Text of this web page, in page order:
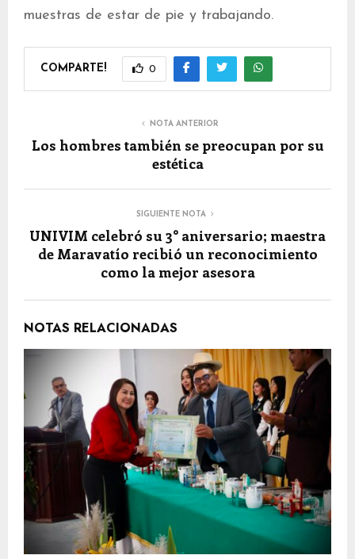
muestras de estar de pie y trabajando.
COMPARTE! 0
NOTA ANTERIOR
Los hombres también se preocupan por su
estética
SIGUIENTE NOTA
UNIVIM celebró su 3° aniversario; maestra
de Maravatío recibió un reconocimiento
como la mejor asesora
NOTAS RELACIONADAS